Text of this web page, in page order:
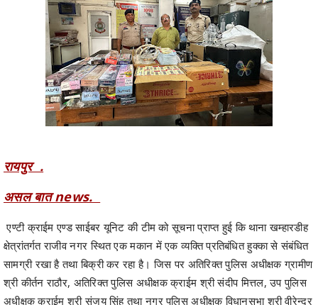
रायपुर .
असल बात news.
एण्टी क्राईम एण्ड साईबर यूनिट की टीम को सूचना प्राप्त हुई कि थाना खम्हारडीह
क्षेत्रांतर्गत राजीव नगर स्थित एक मकान में एक व्यक्ति प्रतिबंधित हुक्का से संबंधित
सामग्री रखा है तथा बिक्री कर रहा है। जिस पर अतिरिक्त पुलिस अधीक्षक ग्रामीण
श्री कीर्तन राठौर, अतिरिक्त पुलिस अधीक्षक क्राईम श्री संदीप मित्तल, उप पुलिस
अधीक्षक क्राईम श्री संजय सिंह तथा नगर पुलिस अधीक्षक विधानसभा श्री वीरेन्द्र